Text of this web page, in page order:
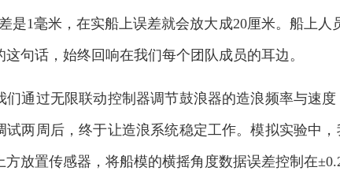
是1毫米，在实船上误差就会放大成20厘米。船上人
句话，始终回响在我们每个团队成员的耳边。
们通过无限联动控制器调节鼓浪器的造浪频率与速度
试两周后，终于让造浪系统稳定工作。模拟实验中
放置传感器，将船模的横摇角度数据误差控制在